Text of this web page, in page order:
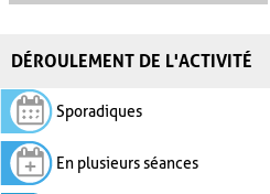
DÉROULEMENT DE L'ACTIVITÉ
Sporadiques
En plusieurs séances